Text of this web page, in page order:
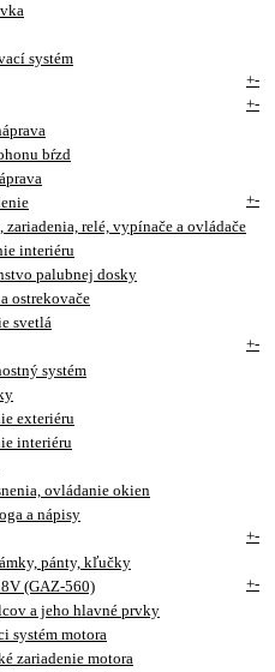
systém
+-
+-
bŕzd
+-
zariadenia, relé, vypínače a ovládače
interiéru
palubnej dosky
ostrekovače
svetlá
+-
systém
exteriéru
interiéru
ovládanie okien
a nápisy
+-
pánty, kľučky
(GAZ-560)
+-
a jeho hlavné prvky
systém motora
zariadenie motora